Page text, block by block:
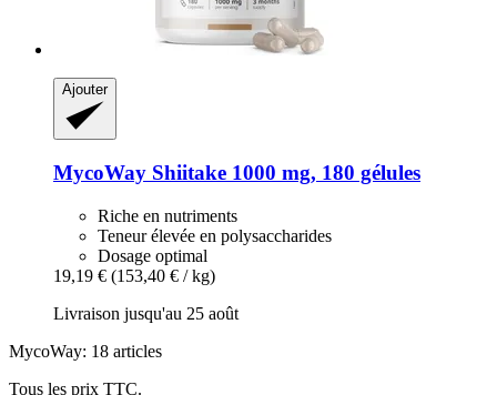
Ajouter
MycoWay Shiitake 1000 mg, 180 gélules
Riche en nutriments
Teneur élevée en polysaccharides
Dosage optimal
19,19 € (153,40 € / kg)
Livraison jusqu'au 25 août
MycoWay: 18 articles
Tous les prix TTC.